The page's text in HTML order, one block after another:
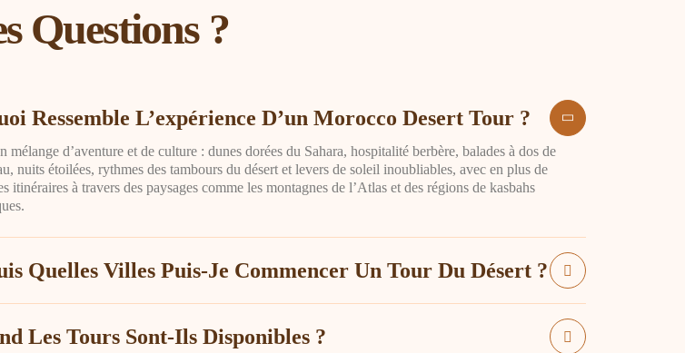
Questions ?
Ressemble L’expérience D’un Morocco Desert Tour ?
mélange d’aventure et de culture : dunes dorées du Sahara, hospitalité berbère, balades à dos de
nuits étoilées, rythmes des tambours du désert et levers de soleil inoubliables, avec en plus de
itinéraires à travers des paysages comme les montagnes de l’Atlas et des régions de kasbahs
Quelles Villes Puis-Je Commencer Un Tour Du Désert ?
Les Tours Sont-Ils Disponibles ?